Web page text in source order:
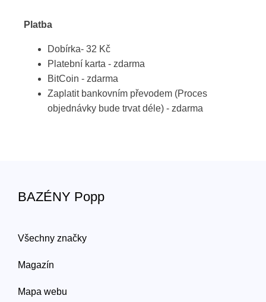
Platba
Dobírka- 32 Kč
Platební karta - zdarma
BitCoin - zdarma
Zaplatit bankovním převodem (Proces
objednávky bude trvat déle) - zdarma
BAZÉNY Popp
Všechny značky
Magazín
Mapa webu